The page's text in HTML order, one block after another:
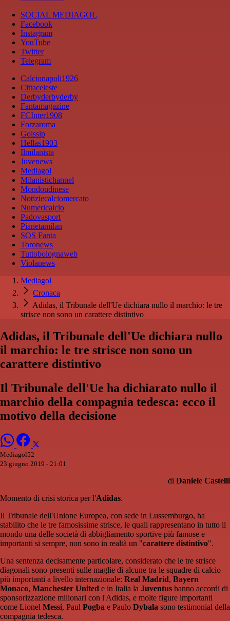
SOCIAL MEDIAGOL
Facebook
Instagram
YouTube
Twitter
Telegram
Calcionapoli1926
Cittaceleste
Derbyderbyderby
Fantamagazine
FCInter1908
Forzaroma
Golssip
Hellas1903
Ilmilanista
Juvenews
Mediagol
Milanistichannel
Mondoudinese
Notiziecalciomercato
Numericalcio
Padovasport
Pianetamilan
SOS Fanta
Toronews
Tuttobolognaweb
Violanews
Mediagol
Cronaca
Adidas, il Tribunale dell'Ue dichiara nullo il marchio: le tre
strisce non sono un carattere distintivo
Adidas, il Tribunale dell'Ue dichiara nullo
il marchio: le tre strisce non sono un
carattere distintivo
Il Tribunale dell'Ue ha dichiarato nullo il
marchio della compagnia tedesca: ecco il
motivo della decisione
Mediagol52
23 giugno 2019 - 21:01
di Daniele Castelli
Momento di crisi storica per l'Adidas.
Il Tribunale dell'Unione Europea, con sede in Lussemburgo, ha
stabilito che le tre famosissime strisce, le quali rappresentano in tutto il
mondo una delle società di abbigliamento sportive più famose e
importanti si sempre, non sono in realtà un "carattere distintivo".
Una sentenza decisamente particolare, considerato che le tre strisce
diagonali sono presenti sulle maglie di alcune tra le squadre di calcio
più importanti a livello internazionale: Real Madrid, Bayern
Monaco, Manchester United e in Italia la Juventus hanno accordi di
sponsorizzazione milionari con l'Adidas, e molte figure importanti
come Lionel Messi, Paul Pogba e Paulo Dybala sono testimonial della
compagnia tedesca.